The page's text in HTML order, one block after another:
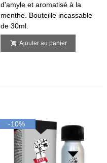
d'amyle et aromatisé à la
menthe. Bouteille incassable
de 30ml.
Ajouter au panier
-10%